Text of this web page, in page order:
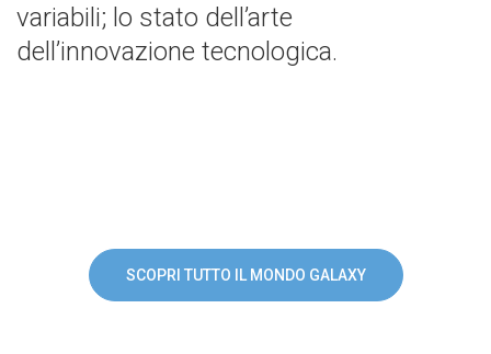
variabili; lo stato dell’arte
dell’innovazione tecnologica.
SCOPRI TUTTO IL MONDO GALAXY